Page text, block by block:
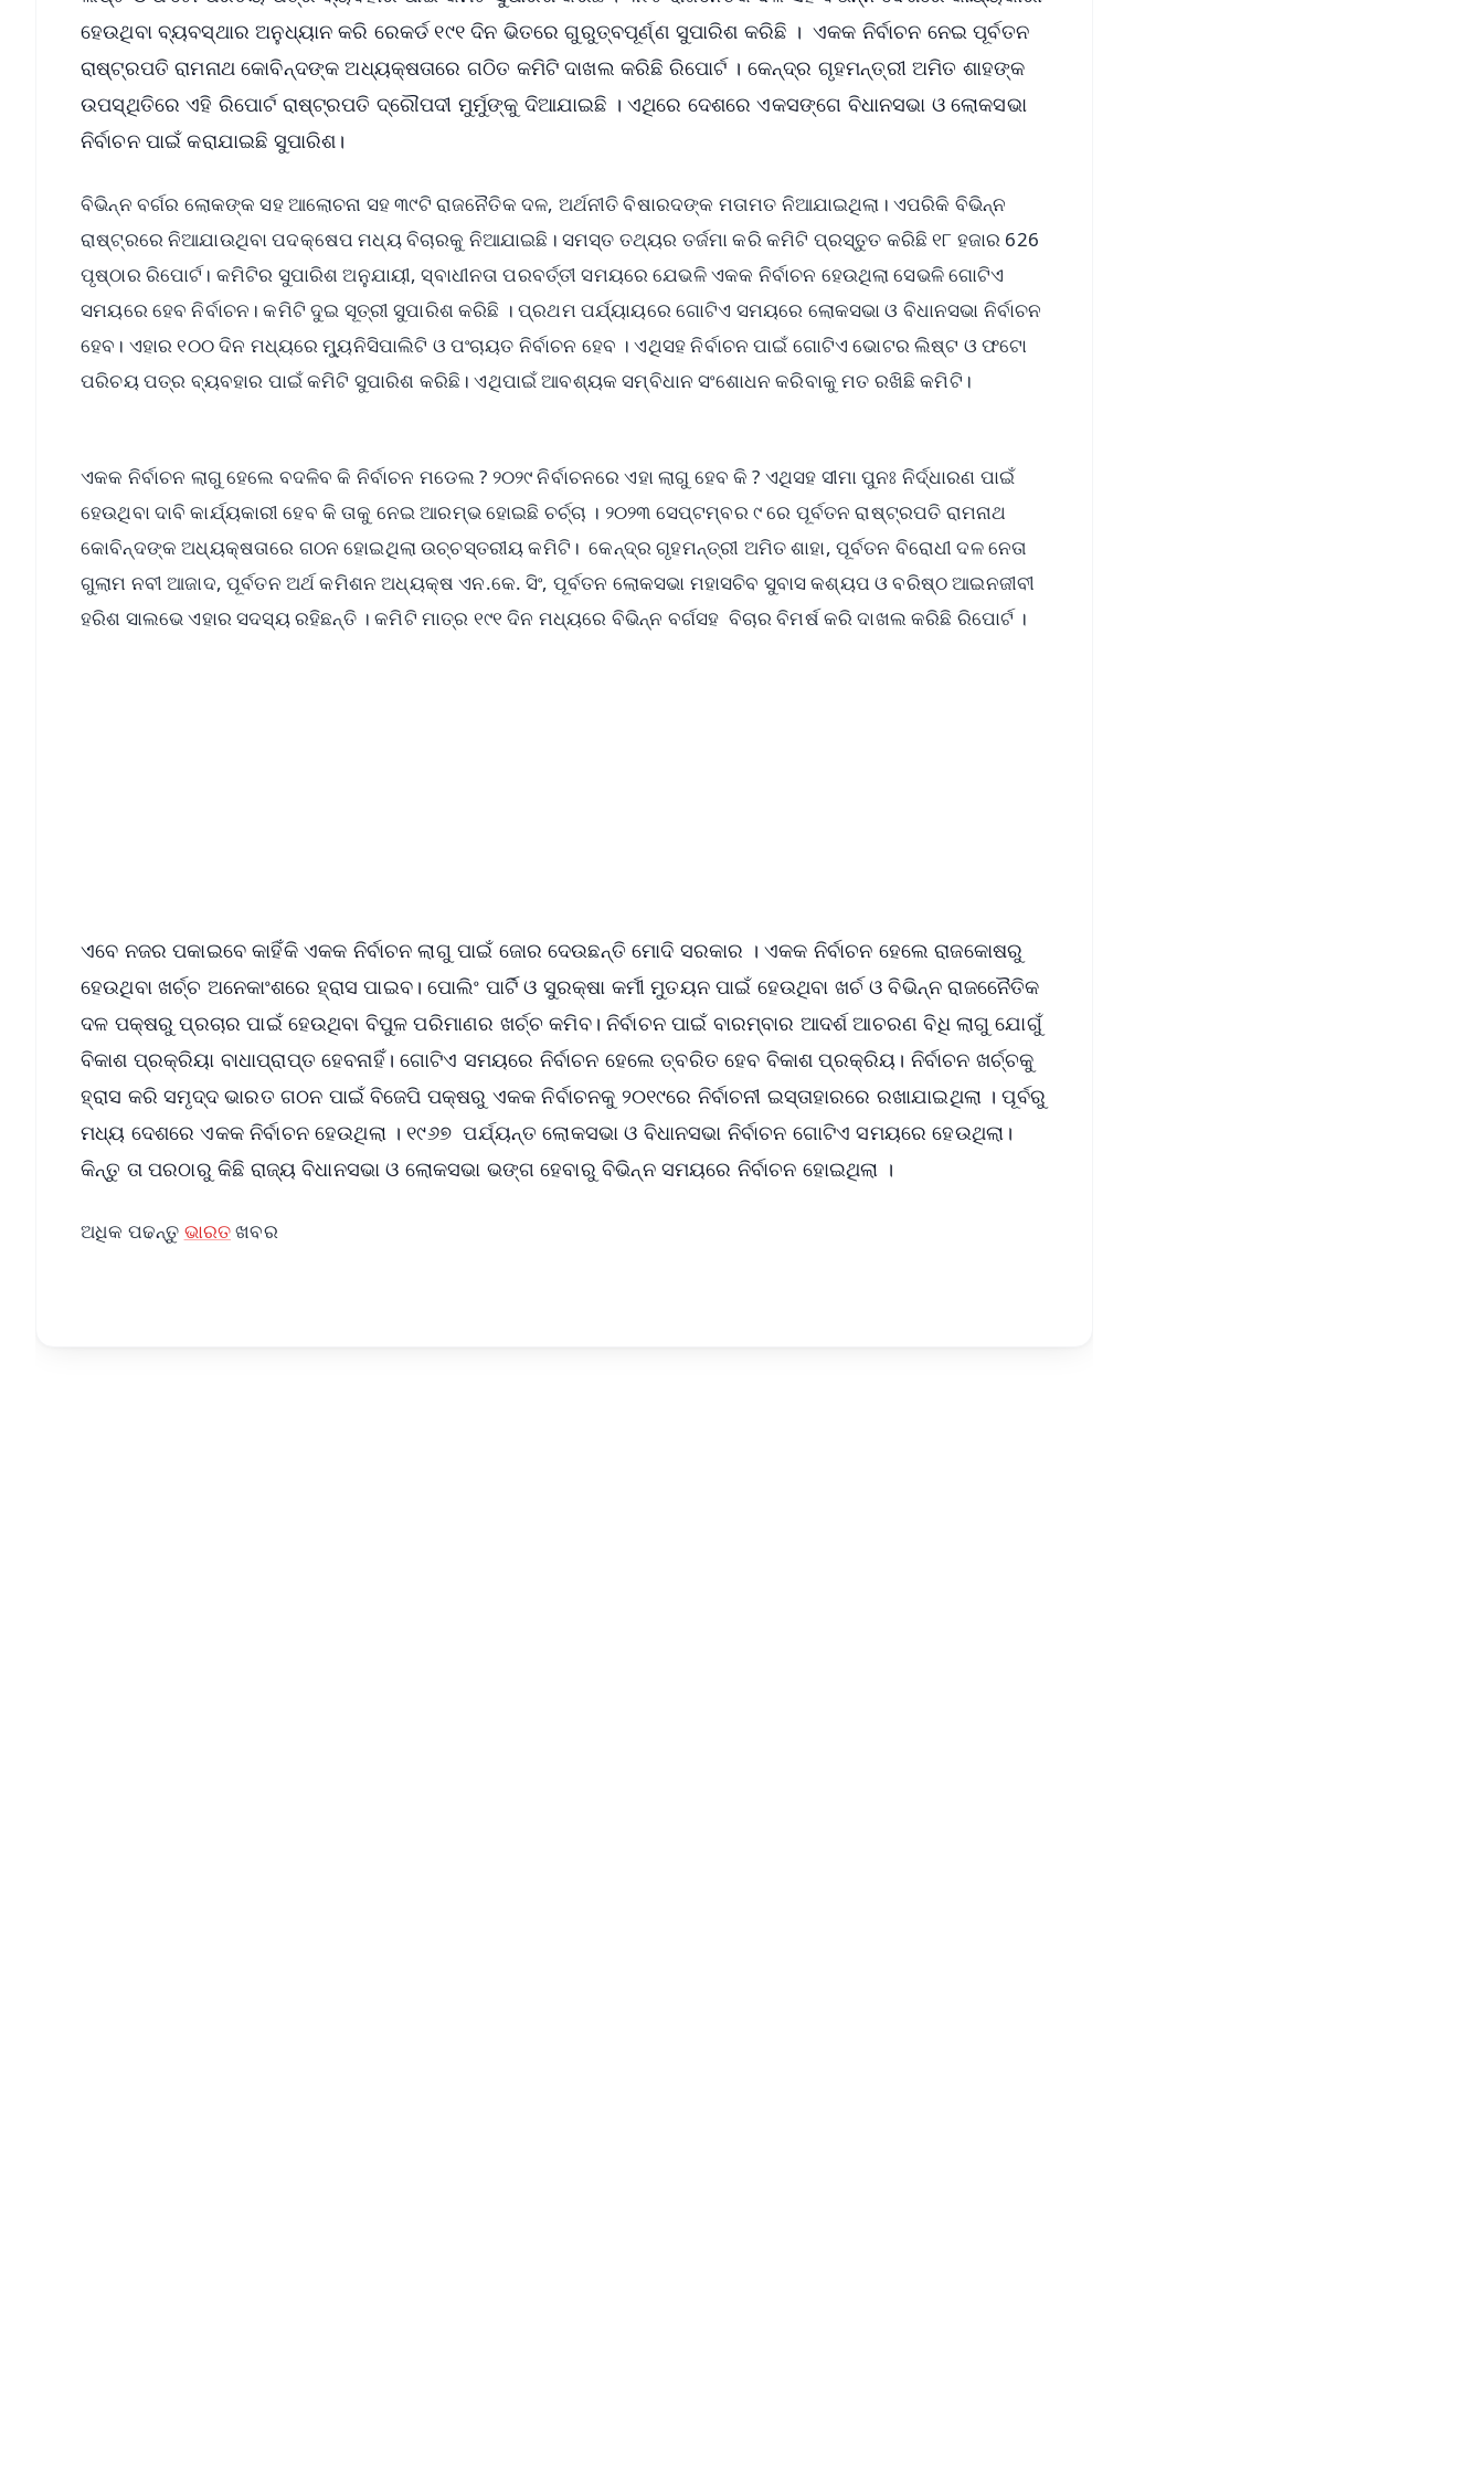
ହେଉଥିବା ବ୍ୟବସ୍ଥାର ଅନୁଧ୍ୟାନ କରି ରେକର୍ଡ ୧୯୧ ଦିନ ଭିତରେ ଗୁରୁତ୍ବପୂର୍ଣ୍ଣ ସୁପାରିଶ କରିଛି । ଏକକ ନିର୍ବାଚନ ନେଇ ପୂର୍ବତନ
ରାଷ୍ଟ୍ରପତି ରାମନାଥ କୋବିନ୍ଦଙ୍କ ଅଧ୍ୟକ୍ଷତାରେ ଗଠିତ କମିଟି ଦାଖଲ କରିଛି ରିପୋର୍ଟ । କେନ୍ଦ୍ର ଗୃହମନ୍ତ୍ରୀ ଅମିତ ଶାହଙ୍କ
ଉପସ୍ଥିତିରେ ଏହି ରିପୋର୍ଟ ରାଷ୍ଟ୍ରପତି ଦ୍ରୌପଦୀ ମୁର୍ମୁଙ୍କୁ ଦିଆଯାଇଛି । ଏଥିରେ ଦେଶରେ ଏକସଙ୍ଗେ ବିଧାନସଭା ଓ ଲୋକସଭା
ନିର୍ବାଚନ ପାଇଁ କରାଯାଇଛି ସୁପାରିଶ।
ବିଭିନ୍ନ ବର୍ଗର ଲୋକଙ୍କ ସହ ଆଲୋଚନା ସହ ୩୯ଟି ରାଜନୈତିକ ଦଳ, ଅର୍ଥନୀତି ବିଷାରଦଙ୍କ ମତାମତ ନିଆଯାଇଥିଲା। ଏପରିକି ବିଭିନ୍ନ
ରାଷ୍ଟ୍ରରେ ନିଆଯାଉଥିବା ପଦକ୍ଷେପ ମଧ୍ୟ ବିଚାରକୁ ନିଆଯାଇଛି। ସମସ୍ତ ତଥ୍ୟର ତର୍ଜମା କରି କମିଟି ପ୍ରସ୍ତୁତ କରିଛି ୧୮ ହଜାର 626
ପୃଷ୍ଠାର ରିପୋର୍ଟ। କମିଟିର ସୁପାରିଶ ଅନୁଯାୟୀ, ସ୍ବାଧୀନତା ପରବର୍ତ୍ତୀ ସମୟରେ ଯେଭଳି ଏକକ ନିର୍ବାଚନ ହେଉଥିଲା ସେଭଳି ଗୋଟିଏ
ସମୟରେ ହେବ ନିର୍ବାଚନ। କମିଟି ଦୁଇ ସୂତ୍ରୀ ସୁପାରିଶ କରିଛି । ପ୍ରଥମ ପର୍ଯ୍ୟାୟରେ ଗୋଟିଏ ସମୟରେ ଲୋକସଭା ଓ ବିଧାନସଭା ନିର୍ବାଚନ
ହେବ। ଏହାର ୧୦୦ ଦିନ ମଧ୍ୟରେ ମ୍ୟୁନିସିପାଲିଟି ଓ ପଂଚାୟତ ନିର୍ବାଚନ ହେବ । ଏଥିସହ ନିର୍ବାଚନ ପାଇଁ ଗୋଟିଏ ଭୋଟର ଲିଷ୍ଟ ଓ ଫଟୋ
ପରିଚୟ ପତ୍ର ବ୍ୟବହାର ପାଇଁ କମିଟି ସୁପାରିଶ କରିଛି। ଏଥିପାଇଁ ଆବଶ୍ୟକ ସମ୍ବିଧାନ ସଂଶୋଧନ କରିବାକୁ ମତ ରଖିଛି କମିଟି।
ଏକକ ନିର୍ବାଚନ ଲାଗୁ ହେଲେ ବଦଳିବ କି ନିର୍ବାଚନ ମଡେଲ ? ୨୦୨୯ ନିର୍ବାଚନରେ ଏହା ଲାଗୁ ହେବ କି ? ଏଥିସହ ସୀମା ପୁନଃ ନିର୍ଦ୍ଧାରଣ ପାଇଁ
ହେଉଥିବା ଦାବି କାର୍ଯ୍ୟକାରୀ ହେବ କି ତାକୁ ନେଇ ଆରମ୍ଭ ହୋଇଛି ଚର୍ଚ୍ଚା । ୨୦୨୩ ସେପ୍ଟମ୍ବର ୯ ରେ ପୂର୍ବତନ ରାଷ୍ଟ୍ରପତି ରାମନାଥ
କୋବିନ୍ଦଙ୍କ ଅଧ୍ୟକ୍ଷତାରେ ଗଠନ ହୋଇଥିଲା ଉଚ୍ଚସ୍ତରୀୟ କମିଟି। କେନ୍ଦ୍ର ଗୃହମନ୍ତ୍ରୀ ଅମିତ ଶାହା, ପୂର୍ବତନ ବିରୋଧୀ ଦଳ ନେତା
ଗୁଲାମ ନବୀ ଆଜାଦ, ପୂର୍ବତନ ଅର୍ଥ କମିଶନ ଅଧ୍ୟକ୍ଷ ଏନ.କେ. ସିଂ, ପୂର୍ବତନ ଲୋକସଭା ମହାସଚିବ ସୁବାସ କଶ୍ୟପ ଓ ବରିଷ୍ଠ ଆଇନଜୀବୀ
ହରିଶ ସାଲଭେ ଏହାର ସଦସ୍ୟ ରହିଛନ୍ତି । କମିଟି ମାତ୍ର ୧୯୧ ଦିନ ମଧ୍ୟରେ ବିଭିନ୍ନ ବର୍ଗସହ ବିଚାର ବିମର୍ଷ କରି ଦାଖଲ କରିଛି ରିପୋର୍ଟ ।
ଏବେ ନଜର ପକାଇବେ କାହିଁକି ଏକକ ନିର୍ବାଚନ ଲାଗୁ ପାଇଁ ଜୋର ଦେଉଛନ୍ତି ମୋଦି ସରକାର । ଏକକ ନିର୍ବାଚନ ହେଲେ ରାଜକୋଷରୁ
ହେଉଥିବା ଖର୍ଚ୍ଚ ଅନେକାଂଶରେ ହ୍ରାସ ପାଇବ। ପୋଲିଂ ପାର୍ଟି ଓ ସୁରକ୍ଷା କର୍ମୀ ମୁତୟନ ପାଇଁ ହେଉଥିବା ଖର୍ଚ ଓ ବିଭିନ୍ନ ରାଜନେୈତିକ
ଦଳ ପକ୍ଷରୁ ପ୍ରଚାର ପାଇଁ ହେଉଥିବା ବିପୁଳ ପରିମାଣର ଖର୍ଚ୍ଚ କମିବ। ନିର୍ବାଚନ ପାଇଁ ବାରମ୍ବାର ଆଦର୍ଶ ଆଚରଣ ବିଧି ଲାଗୁ ଯୋଗୁଁ
ବିକାଶ ପ୍ରକ୍ରିୟା ବାଧାପ୍ରାପ୍ତ ହେବନାହିଁ। ଗୋଟିଏ ସମୟରେ ନିର୍ବାଚନ ହେଲେ ତ୍ବରିତ ହେବ ବିକାଶ ପ୍ରକ୍ରିୟ। ନିର୍ବାଚନ ଖର୍ଚ୍ଚକୁ
ହ୍ରାସ କରି ସମୃଦ୍ଦ ଭାରତ ଗଠନ ପାଇଁ ବିଜେପି ପକ୍ଷରୁ ଏକକ ନିର୍ବାଚନକୁ ୨୦୧୯ରେ ନିର୍ବାଚନୀ ଇସ୍ତାହାରରେ ରଖାଯାଇଥିଲା । ପୂର୍ବରୁ
ମଧ୍ୟ ଦେଶରେ ଏକକ ନିର୍ବାଚନ ହେଉଥିଲା । ୧୯୬୭ ପର୍ଯ୍ୟନ୍ତ ଲୋକସଭା ଓ ବିଧାନସଭା ନିର୍ବାଚନ ଗୋଟିଏ ସମୟରେ ହେଉଥିଲା।
କିନ୍ତୁ ତା ପରଠାରୁ କିଛି ରାଜ୍ୟ ବିଧାନସଭା ଓ ଲୋକସଭା ଭଙ୍ଗ ହେବାରୁ ବିଭିନ୍ନ ସମୟରେ ନିର୍ବାଚନ ହୋଇଥିଲା ।
ଅଧିକ ପଢନ୍ତୁ ଭାରତଖବର